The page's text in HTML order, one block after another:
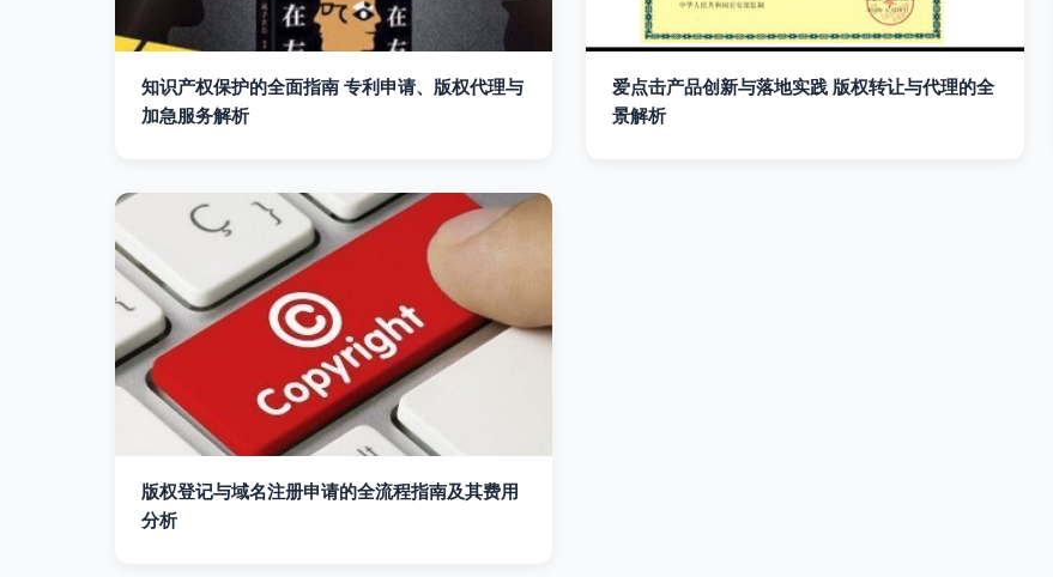
知识产权保护的全面指南 专利申请、版权代理与
加急服务解析
爱点击产品创新与落地实践 版权转让与代理的全
景解析
版权登记与域名注册申请的全流程指南及其费用
分析